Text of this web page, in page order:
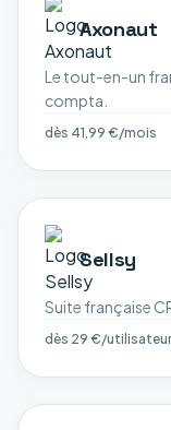
Axonaut
Le tout-en-un
compta.
dès 41,99 €/mois
Sellsy
Suite française
dès 29 €/